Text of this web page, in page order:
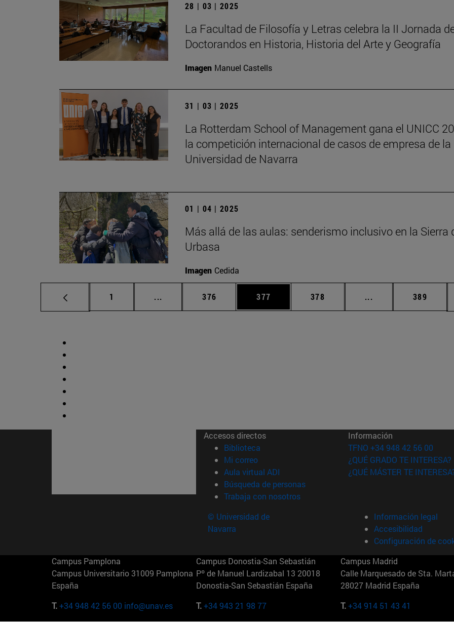
28 | 03 | 2025
La Facultad de Filosofía y Letras celebra la II Jornada
Doctorandos en Historia, Historia del Arte y Geografía
Imagen Manuel Castells
31 | 03 | 2025
La Rotterdam School of Management gana el UNICC
la competición internacional de casos de empresa de la
Universidad de Navarra
01 | 04 | 2025
Más allá de las aulas: senderismo inclusivo en la Sierra
Urbasa
Imagen Cedida
Página
1 ... Páginas intermedias Use TAB para desplazarse.
Página
376 Página
377 Página
378 ... Páginas intermedias
Página
389
Accesos directos
Biblioteca (abre en nueva ventana)
Mi correo(abre en nueva ventana)
Aula virtual ADI (abre en nueva ventana)
Búsqueda de personas(abre en nueva ventana)
Trabaja con nosotros(abre en nueva ventana)
Información
TFNO +34 948 42 56 00
¿QUÉ GRADO TE INTERESA?
¿QUÉ MÁSTER TE
© Universidad de
Navarra
Información legal
Accesibilidad
Configuración de
Campus Pamplona
Campus Universitario 31009 Pamplona
España
T.+34 948 42 56 00 info@unav.es
Campus Donostia-San Sebastián
Pº de Manuel Lardizabal 13 20018
Donostia-San Sebastián España
T.+34 943 21 98 77
Campus Madrid
Calle Marquesado de Sta.
28027 Madrid España
T.+34 914 51 43 41